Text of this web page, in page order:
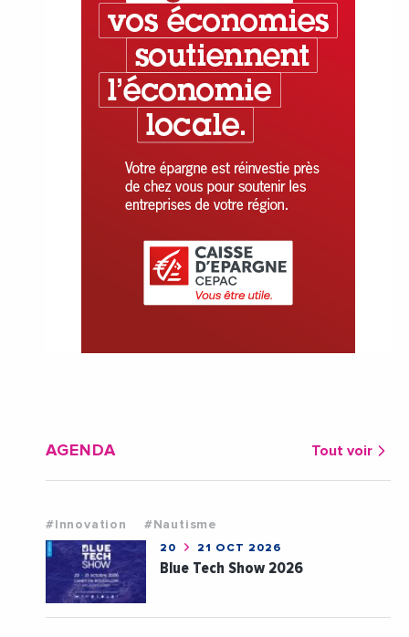
AGENDA Tout voir
#Innovation #Nautisme
20 21 OCT 2026
Blue Tech Show 2026